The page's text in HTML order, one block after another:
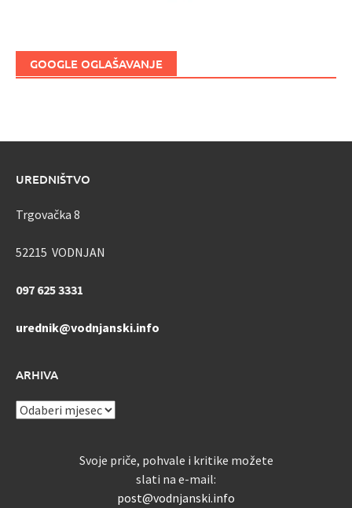
GOOGLE OGLAŠAVANJE
UREDNIŠTVO
Trgovačka 8
52215 VODNJAN
097 625 3331
urednik@vodnjanski.info
ARHIVA
ARHIVA
Svoje priče, pohvale i kritike možete
slati na e-mail:
post@vodnjanski.info